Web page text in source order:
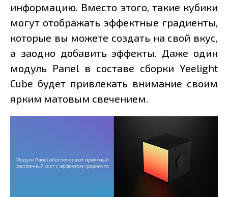
информацию. Вместо этого, такие кубики
могут отображать эффектные градиенты,
которые вы можете создать на свой вкус,
а заодно добавить эффекты. Даже один
модуль Panel в составе сборки Yeelight
Cube будет привлекать внимание своим
ярким матовым свечением.